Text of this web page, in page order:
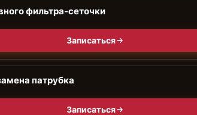
фильтра-сеточки
Записаться
патрубка
Записаться